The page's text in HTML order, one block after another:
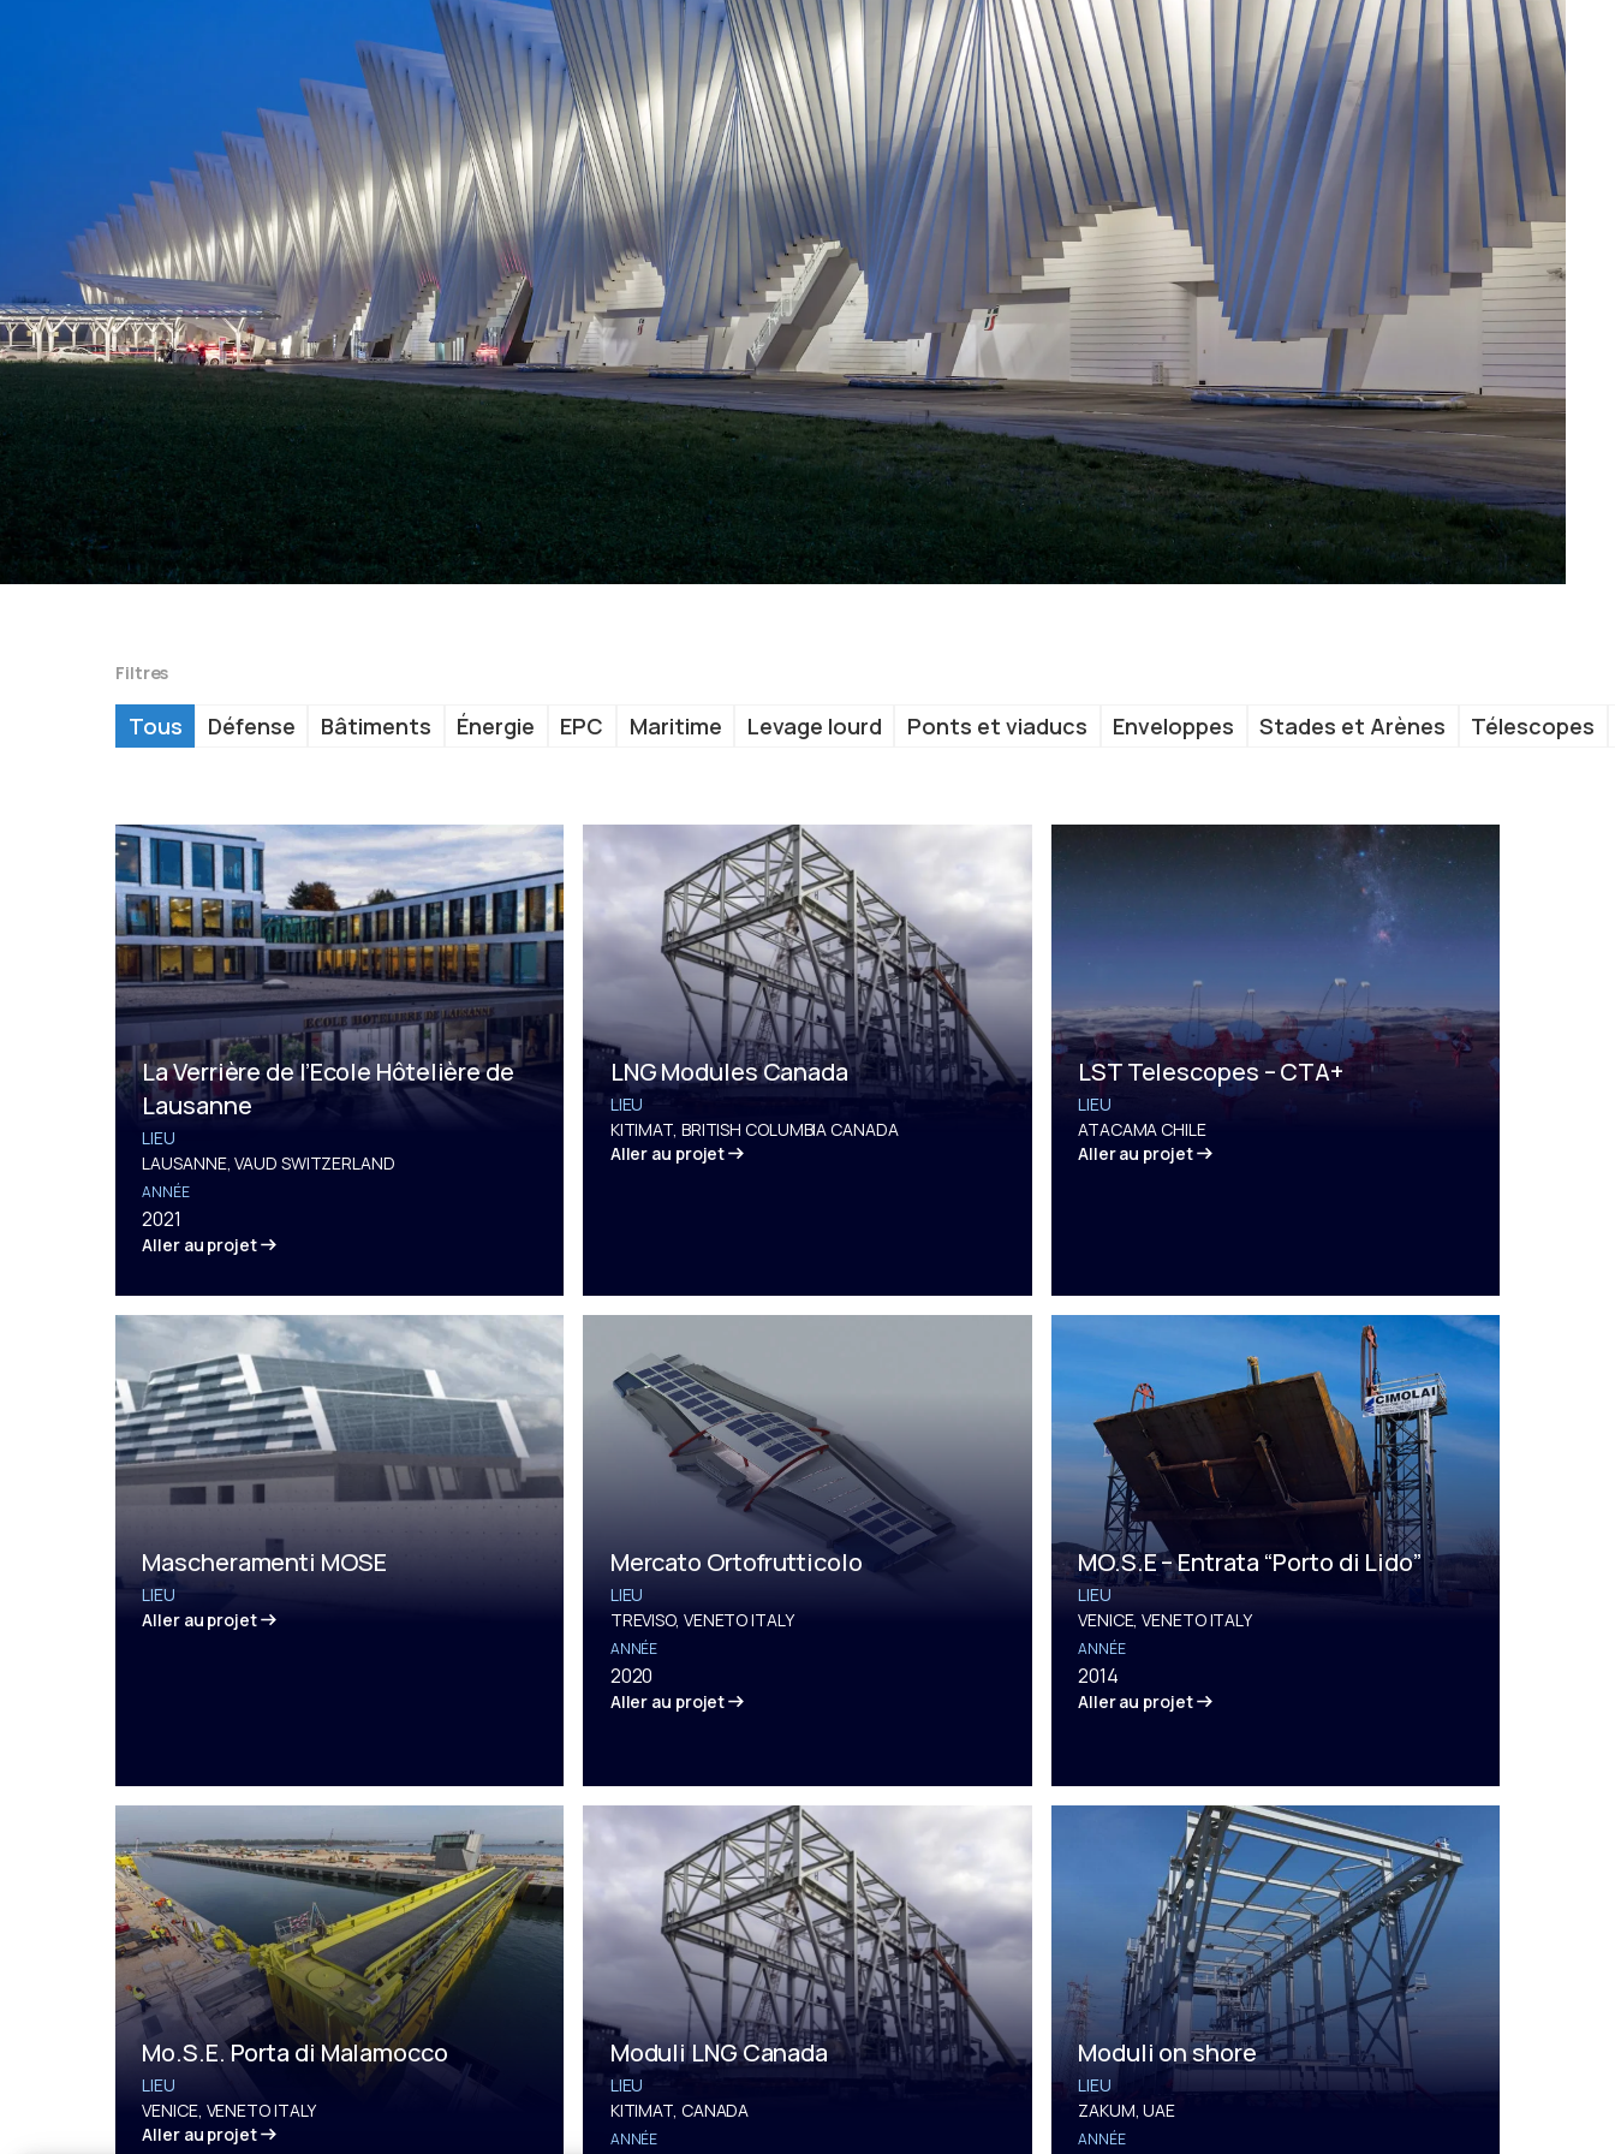
Filtres
Défense Bâtiments Énergie EPC Maritime Levage lourd Ponts et viaducs Enveloppes Stades et Arènes Télescopes
Tous
La Verrière de l’Ecole Hôtelière de
Lausanne
LIEU
LAUSANNE, VAUD SWITZERLAND
ANNÉE
2021
Aller au projet
LNG Modules Canada
LIEU
KITIMAT, BRITISH COLUMBIA CANADA
Aller au projet
LST Telescopes – CTA+
LIEU
ATACAMA CHILE
Aller au projet
Mascheramenti MOSE
LIEU
Aller au projet
Mercato Ortofrutticolo
LIEU
TREVISO, VENETO ITALY
ANNÉE
2020
Aller au projet
MO.S.E – Entrata “Porto di Lido”
LIEU
VENICE, VENETO ITALY
ANNÉE
2014
Aller au projet
Mo.S.E. Porta di Malamocco
LIEU
VENICE, VENETO ITALY
Aller au projet
Moduli LNG Canada
LIEU
KITIMAT, CANADA
ANNÉE
Moduli on shore
LIEU
ZAKUM, UAE
ANNÉE